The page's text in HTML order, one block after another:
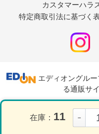
在庫： 11 －
カスタマーハラ
特定商取引法に基づく
エディオングル
る通販サ
表示モード